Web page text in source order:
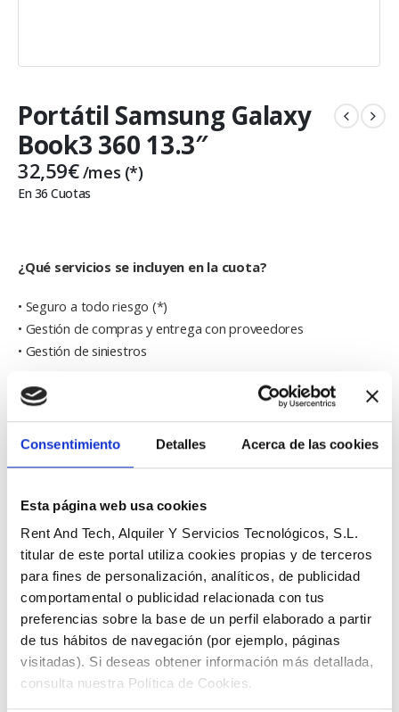
Consentimiento Detalles Acerca de las cookies
Esta página web usa cookies
Rent And Tech, Alquiler Y Servicios Tecnológicos, S.L.
titular de este portal utiliza cookies propias y de terceros
para fines de personalización, analíticos, de publicidad
comportamental o publicidad relacionada con tus
preferencias sobre la base de un perfil elaborado a partir
de tus hábitos de navegación (por ejemplo, páginas
visitadas). Si deseas obtener información más detallada,
consulta nuestra Política de Cookies.
Portátil Samsung Galaxy
Book3 360 13.3″
32,59€/mes (*)
En 36 Cuotas
¿Qué servicios se incluyen en la cuota?
• Seguro a todo riesgo (*)
• Gestión de compras y entrega con proveedores
• Gestión de siniestros
SOLICITAR RENTING
Categoría:Informático y tecnológico
DESCRIPCIÓN
CARACTERÍSTICAS TÉCNICAS
• CPU: i5